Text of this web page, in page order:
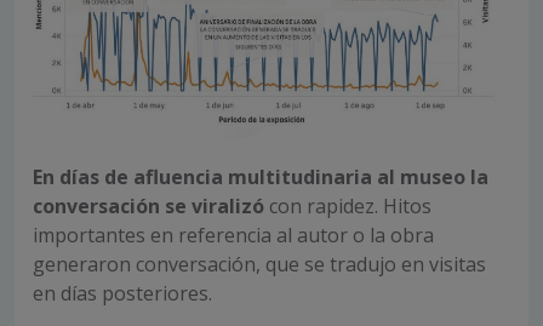
En días de afluencia multitudinaria al museo la
conversación se viralizó con rapidez. Hitos
importantes en referencia al autor o la obra
generaron conversación, que se tradujo en visitas
en días posteriores.